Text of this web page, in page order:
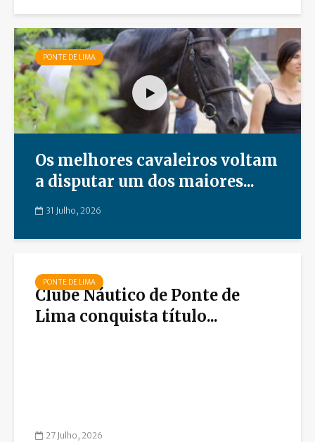
PONTE DE LIMA
Os melhores cavaleiros voltam
a disputar um dos maiores...
31 Julho, 2026
PONTE DE LIMA
Clube Náutico de Ponte de
Lima conquista título...
27 Julho, 2026